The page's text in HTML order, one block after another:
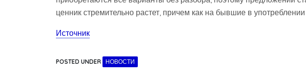
ценник стремительно растет, причем как на бывшие в
Источник
POSTED UNDER НОВОСТИ